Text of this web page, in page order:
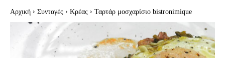
Αρχική Συνταγές Κρέας Ταρτάρ μοσχαρίσιο bistronimique